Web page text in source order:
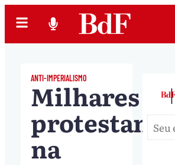
ANTI-IMPERIALISMO
Milhares
protestam
na
|